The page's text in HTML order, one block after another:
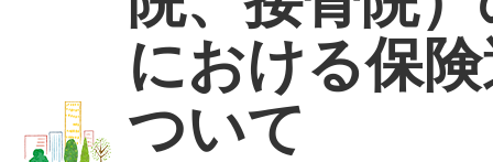
における保
ついて